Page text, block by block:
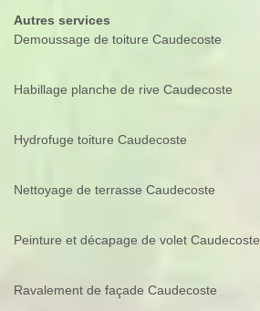
Autres services
Demoussage de toiture Caudecoste
Habillage planche de rive Caudecoste
Hydrofuge toiture Caudecoste
Nettoyage de terrasse Caudecoste
Peinture et décapage de volet Caudecoste
Ravalement de façade Caudecoste